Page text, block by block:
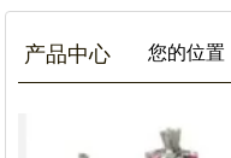
产品中心 您的位置